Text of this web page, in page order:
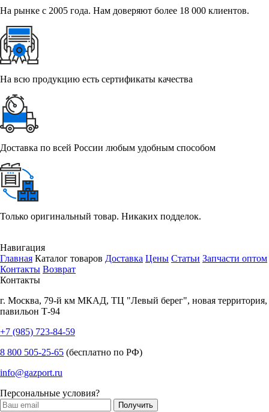
На рынке с 2005 года. Нам доверяют более 18 000 клиентов.
На всю продукцию есть сертификаты качества
Доставка по всей России любым удобным способом
Только оригинальный товар. Никаких подделок.
Навигация
Главная Каталог товаров Доставка Цены Статьи Запчасти оптом
Контакты Возврат
Контакты
г. Москва, 79-й км МКАД, ТЦ "Левый берег", новая территория,
павильон Т-94
+7 (985) 723-84-59
8 800 505-25-65 (бесплатно по РФ)
info@gazport.ru
Персональные условия?